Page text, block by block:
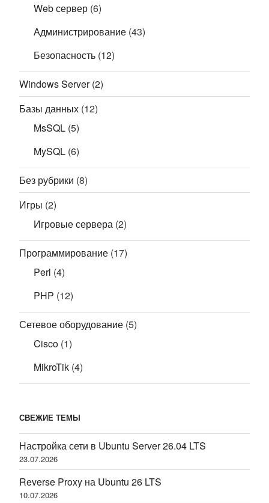
Web сервер (6)
Администрирование (43)
Безопасность (12)
Windows Server(2)
Базы данных (12)
MsSQL (5)
MySQL (6)
Без рубрики (8)
Игры (2)
Игровые сервера (2)
Программирование (17)
Perl (4)
PHP (12)
Сетевое оборудование (5)
Cisco (1)
MikroTik (4)
СВЕЖИЕ ТЕМЫ
Настройка сети в Ubuntu Server 26.04 LTS
23.07.2026
Reverse Proxy на Ubuntu 26 LTS
10.07.2026